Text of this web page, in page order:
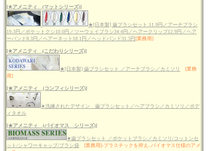
[★アメニティ (マットシリーズ)]
★[日本製] 歯ブラシセット 11.9円／アーチブラシ
19.3円／ポケットクシ10.0円／ツーウェイブラシ34.4円／ヘアークリップ12.9円／ヘア
ーバンド8.3円／ヘアーネット18.1円／ヘッドバンド31.3円[業務用]
[★アメニティ (こだわりシリーズ)]
★[日本製] 歯ブラシセット ／アーチブラシ／カミソリ
[業務
用]
[★アメニティ (コンフィシリーズ)]
★洗練されたデザイン 歯ブラシセット／ヘアブラシ／カミソリ／ボデ
ィタオル
[★アメニティ (バイオマス シリーズ)]
★歯ブラシセット ／ポケットブラシ／カミソリ/コットンセ
ット/シャワーキャップ/ブラシ袋 [業務用]-プラスチックを抑え､バイオマス仕様のアメ